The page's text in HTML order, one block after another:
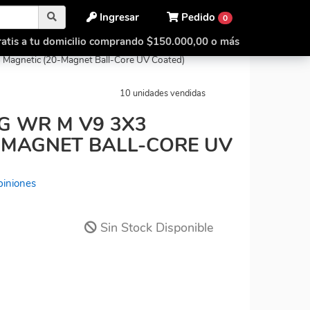
Pedido 0
Ingresar
a tu domicilio comprando $150.000,00 o más
(20-Magnet Ball-Core UV Coated)
10 unidades vendidas
WR M V9 3X3
BALL-CORE UV
Sin Stock Disponible